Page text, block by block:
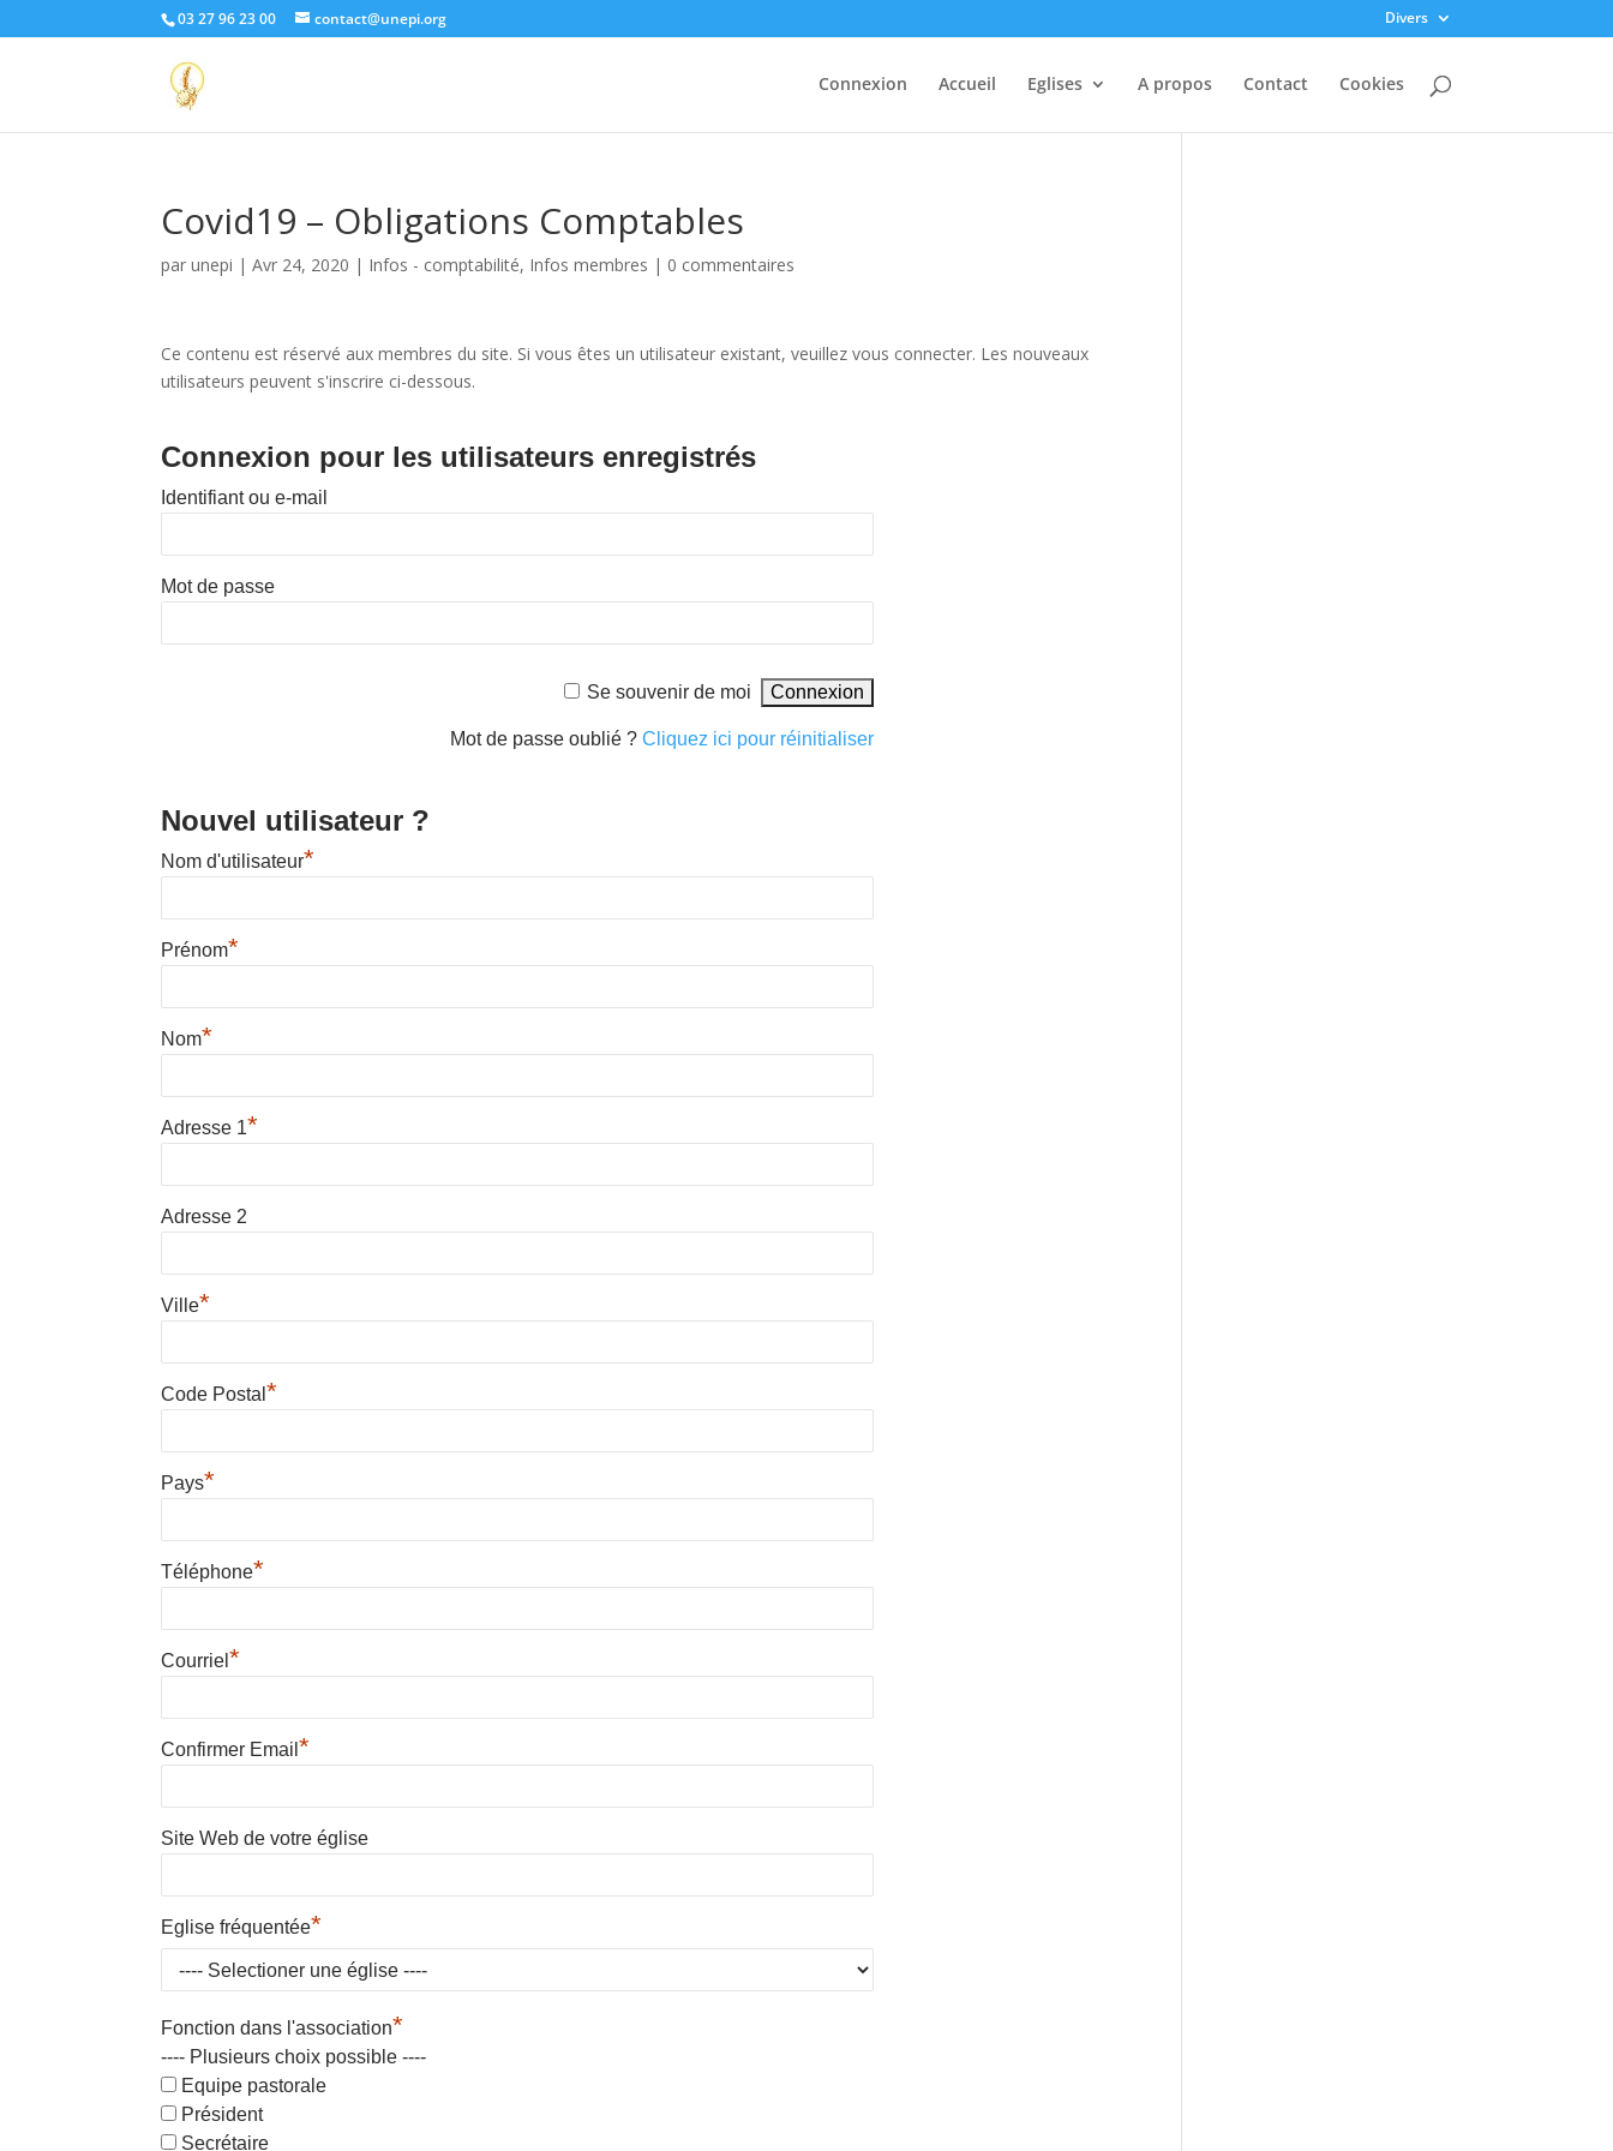
03 27 96 23 00 contact@unepi.org Divers
Connexion Accueil Eglises A propos Contact Cookies
Covid19 – Obligations Comptables
parunepi |Avr 24, 2020 | Infos - comptabilité, Infos membres | 0 commentaires
Ce contenu est réservé aux membres du site. Si vous êtes un utilisateur existant, veuillez vous connecter. Les nouveaux
utilisateurs peuvent s'inscrire ci-dessous.
Connexion pour les utilisateurs enregistrés
Identifiant ou e-mail
Mot de passe
Se souvenir de moi
Mot de passe oublié ?Cliquez ici pour réinitialiser
Nouvel utilisateur ?
Nom d'utilisateur*
Prénom*
Nom*
Adresse 1*
Adresse 2
Ville*
Code Postal*
Pays*
Téléphone*
Courriel*
Confirmer Email*
Site Web de votre église
Eglise fréquentée*
Fonction dans l'association*
---- Plusieurs choix possible ----
Equipe pastorale
Président
Secrétaire